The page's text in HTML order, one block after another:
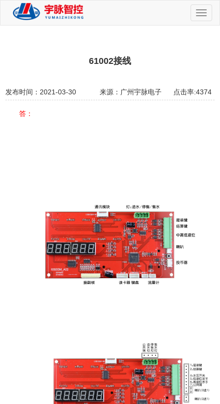
切
换
61002接线
发布时间：2021-03-30 来源：广州宇脉电子 点击率:4374
答：